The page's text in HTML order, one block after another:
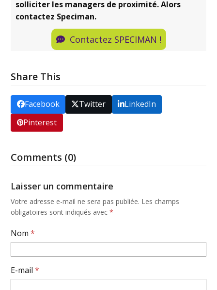
solliciter les managers de proximité. Alors
contactez Speciman.
Contactez SPECIMAN !
Share This
Facebook Twitter
LinkedIn
Pinterest
Comments (0)
Laisser un commentaire
Votre adresse e-mail ne sera pas publiée. Les champs
obligatoires sont indiqués avec*
Nom*
E-mail*